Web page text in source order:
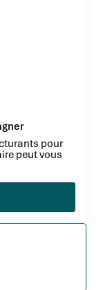
pour
peut vous